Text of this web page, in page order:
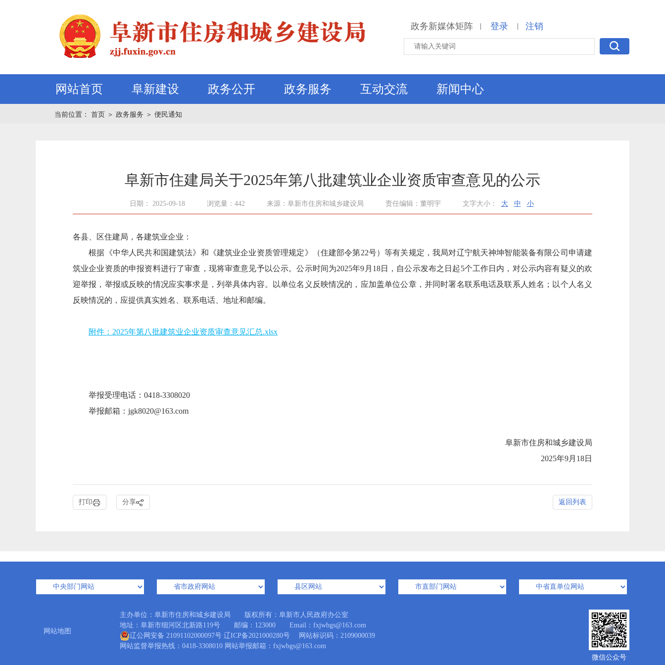
政务新媒体矩阵 | 登录 | 注销
网站首页 阜新建设 政务公开 政务服务 互动交流 新闻中心
当前位置： 首页 ＞ 政务服务 ＞ 便民通知
阜新市住建局关于2025年第八批建筑业企业资质审查意见的公示
日期： 2025-09-18 浏览量：442 来源：阜新市住房和城乡建设局 责任编辑：董明宇 文字大小： 大 中 小
各县、区住建局，各建筑业企业：
根据《中华人民共和国建筑法》和《建筑业企业资质管理规定》（住建部令第22号）等有关规定，我局对辽宁航天神坤智能装备有限公司申请建
筑业企业资质的申报资料进行了审查，现将审查意见予以公示。公示时间为2025年9月18日，自公示发布之日起5个工作日内，对公示内容有疑义的欢
迎举报，举报或反映的情况应实事求是，列举具体内容。以单位名义反映情况的，应加盖单位公章，并同时署名联系电话及联系人姓名；以个人名义
反映情况的，应提供真实姓名、联系电话、地址和邮编。
附件：2025年第八批建筑业企业资质审查意见汇总.xlsx
举报受理电话：0418-3308020
举报邮箱：jgk8020@163.com
阜新市住房和城乡建设局
2025年9月18日
打印 分享 返回列表
网站地图
主办单位：阜新市住房和城乡建设局 版权所有：阜新市人民政府办公室
地址：阜新市细河区北新路119号 邮编：123000 Email：fxjwbgs@163.com
辽公网安备 21091102000097号 辽ICP备2021000280号 网站标识码：2109000039
网站监督举报热线：0418-3308010 网站举报邮箱：fxjwbgs@163.com
微信公众号